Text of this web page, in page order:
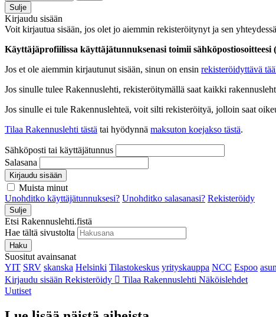
Sulje
Kirjaudu sisään
Voit kirjautua sisään, jos olet jo aiemmin rekisteröitynyt ja sen
Käyttäjäprofiilissa käyttäjätunnuksenasi toimii sähköpostiosoitteesi
Jos et ole aiemmin kirjautunut sisään, sinun on ensin rekisteröidyttävä
Jos sinulle tulee Rakennuslehti, rekisteröitymällä saat kaikki
Jos sinulle ei tule Rakennuslehteä, voit silti rekisteröityä, jolloin saat
Tilaa Rakennuslehti tästä tai hyödynnä maksuton koejakso tästä.
Sähköposti tai käyttäjätunnus
Salasana
Kirjaudu sisään
Muista minut
Unohditko käyttäjätunnuksesi? Unohditko salasanasi? Rekisteröidy
Sulje
Etsi Rakennuslehti.fistä
Hae tältä sivustolta
Haku
Suositut avainsanat
YIT SRV skanska Helsinki Tilastokeskus yrityskauppa NCC Espoo
Kirjaudu sisään Rekisteröidy Tilaa Rakennuslehti Näköislehdet
Uutiset